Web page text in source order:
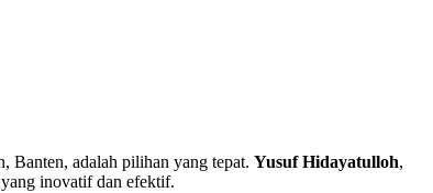
Banten, adalah pilihan yang tepat. Yusuf Hidayatulloh,
inovatif dan efektif.